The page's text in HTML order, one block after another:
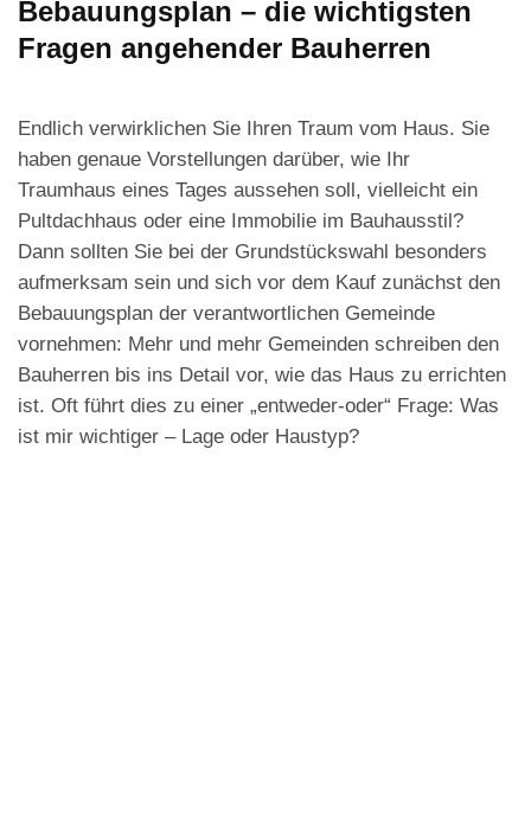
Bebauungsplan – die wichtigsten
Fragen angehender Bauherren
Endlich verwirklichen Sie Ihren Traum vom Haus. Sie
haben genaue Vorstellungen darüber, wie Ihr
Traumhaus eines Tages aussehen soll, vielleicht ein
Pultdachhaus oder eine Immobilie im Bauhausstil?
Dann sollten Sie bei der Grundstückswahl besonders
aufmerksam sein und sich vor dem Kauf zunächst den
Bebauungsplan der verantwortlichen Gemeinde
vornehmen: Mehr und mehr Gemeinden schreiben den
Bauherren bis ins Detail vor, wie das Haus zu errichten
ist. Oft führt dies zu einer „entweder-oder“ Frage: Was
ist mir wichtiger – Lage oder Haustyp?